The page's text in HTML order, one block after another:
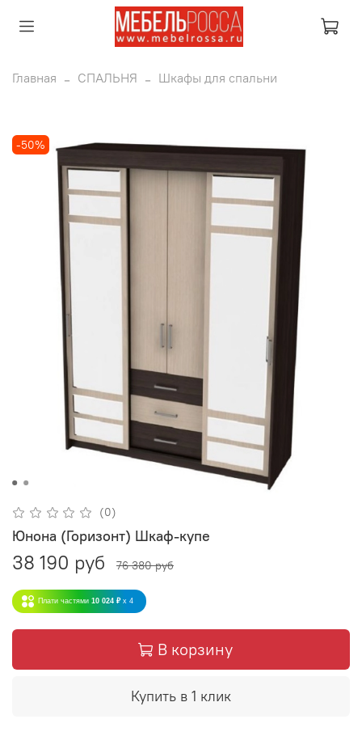
Главная СПАЛЬНЯ Шкафы для спальни
-50%
(0)
Юнона (Горизонт) Шкаф-купе
38 190 руб 76 380 руб
Плати частями 10 024 ₽ x 4
В корзину
Купить в 1 клик